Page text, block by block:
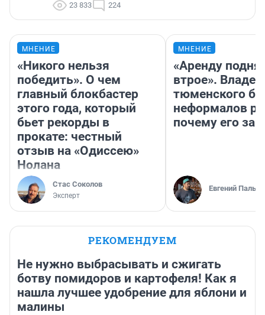
23 833 224
МНЕНИЕ
«Никого нельзя
победить». О чем
главный блокбастер
этого года, который
бьет рекорды в
прокате: честный
отзыв на «Одиссею»
Нолана
Стас Соколов
Эксперт
МНЕНИЕ
«Аренду
втрое».
тюменского
неформалов
почему его
Евгений
РЕКОМЕНДУЕМ
Не нужно выбрасывать и сжигать
ботву помидоров и картофеля! Как я
нашла лучшее удобрение для яблони и
малины